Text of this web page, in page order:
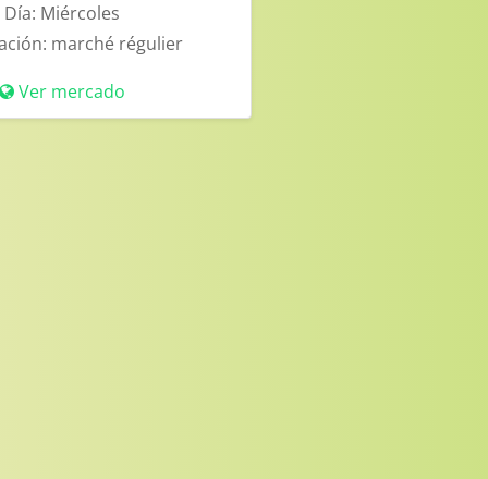
Día: Miércoles
marché régulier
Ver mercado